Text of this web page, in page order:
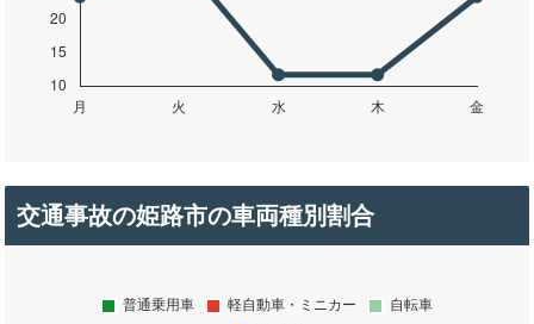
交通事故の姫路市の車両種別割合